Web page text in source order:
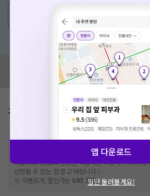
혹은, 의료상담 서비스에 다양한 게시
혹시 잘못된 병원정보가 있나요?
모두닥 팀에 알려주세요!
가격표
건강보험심사평가원에 고지되어
격입니다. (진료와 연관된 복합적인 비용이 추가되어,
산정될 수 있는 점 참고 바랍니다.)
※ 이벤트가, 할인가는VAT 포함
앱 다운로드
일단 둘러볼게요!